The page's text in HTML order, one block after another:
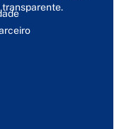
transparente.